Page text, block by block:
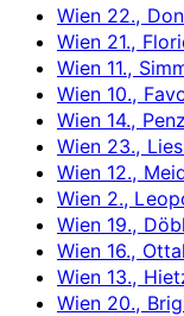
Wien 22.,
Wien 21.,
Wien 11.,
Wien 10.,
Wien 14.,
Wien 23.,
Wien 12.,
Wien 2.,
Wien 19.,
Wien 16.,
Wien 13.,
Wien 20.,